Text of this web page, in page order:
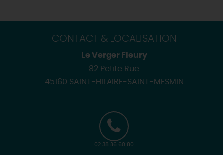
CONTACT & LOCALISATION
Le Verger Fleury
82 Petite Rue
45160 SAINT-HILAIRE-SAINT-MESMIN
02 38 86 60 80